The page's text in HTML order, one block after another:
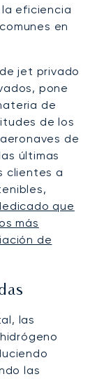
eficiencia
en
jet privado
pone
de
de los
de
últimas
clientes a
que
más
de
las
las